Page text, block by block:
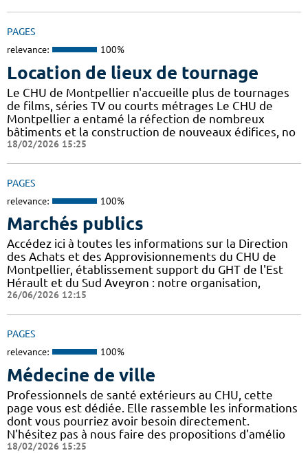
PAGES
relevance: 100%
Location de lieux de tournage
Le CHU de Montpellier n'accueille plus de tournages
de films, séries TV ou courts métrages Le CHU de
Montpellier a entamé la réfection de nombreux
bâtiments et la construction de nouveaux édifices, no
18/02/2026 15:25
PAGES
relevance: 100%
Marchés publics
Accédez ici à toutes les informations sur la Direction
des Achats et des Approvisionnements du CHU de
Montpellier, établissement support du GHT de l'Est
Hérault et du Sud Aveyron : notre organisation,
26/06/2026 12:15
PAGES
relevance: 100%
Médecine de ville
Professionnels de santé extérieurs au CHU, cette
page vous est dédiée. Elle rassemble les informations
dont vous pourriez avoir besoin directement.
N'hésitez pas à nous faire des propositions d'amélio
18/02/2026 15:25